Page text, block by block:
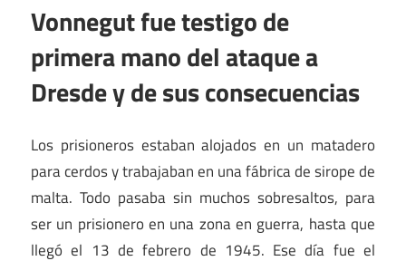
Vonnegut fue testigo de
primera mano del ataque a
Dresde y de sus consecuencias
Los prisioneros estaban alojados en un matadero
para cerdos y trabajaban en una fábrica de sirope de
malta. Todo pasaba sin muchos sobresaltos, para
ser un prisionero en una zona en guerra, hasta que
llegó el 13 de febrero de 1945. Ese día fue el